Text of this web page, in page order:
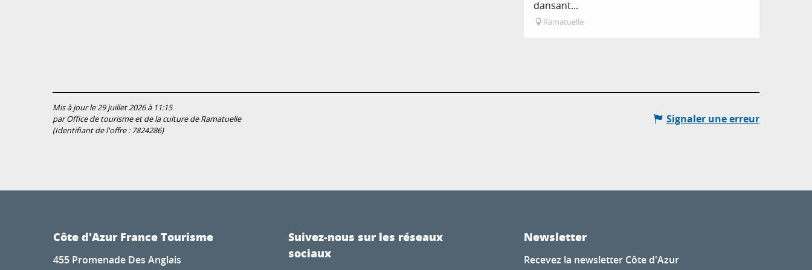
dansant...
Ramatuelle
Mis à jour le 29 juillet 2026 à 11:15
par Office de tourisme et de la culture de Ramatuelle
(Identifiant de l'offre : 7824286)
Signaler une erreur
Côte d'Azur France Tourisme
455 Promenade Des Anglais
Suivez-nous sur les réseaux
sociaux
Newsletter
Recevez la newsletter Côte d'Azur